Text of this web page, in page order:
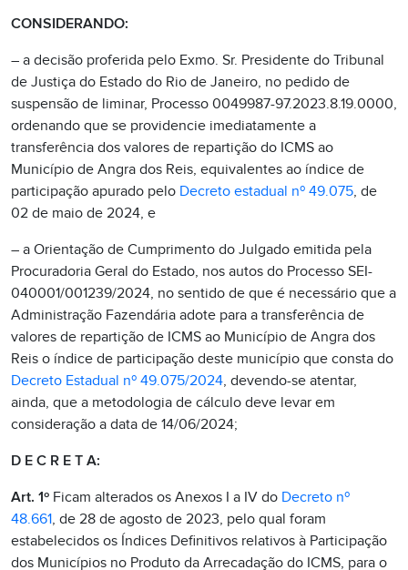
CONSIDERANDO:
– a decisão proferida pelo Exmo. Sr. Presidente do Tribunal
de Justiça do Estado do Rio de Janeiro, no pedido de
suspensão de liminar, Processo 0049987-97.2023.8.19.0000,
ordenando que se providencie imediatamente a
transferência dos valores de repartição do ICMS ao
Município de Angra dos Reis, equivalentes ao índice de
participação apurado pelo Decreto estadual nº 49.075 , de
02 de maio de 2024, e
– a Orientação de Cumprimento do Julgado emitida pela
Procuradoria Geral do Estado, nos autos do Processo SEI-
040001/001239/2024, no sentido de que é necessário que a
Administração Fazendária adote para a transferência de
valores de repartição de ICMS ao Município de Angra dos
Reis o índice de participação deste município que consta do
Decreto Estadual nº 49.075/2024 , devendo-se atentar,
ainda, que a metodologia de cálculo deve levar em
consideração a data de 14/06/2024;
D E C R E T A:
Art. 1º Ficam alterados os Anexos I a IV do Decreto nº
48.661 , de 28 de agosto de 2023, pelo qual foram
estabelecidos os Índices Definitivos relativos à Participação
dos Municípios no Produto da Arrecadação do ICMS, para o